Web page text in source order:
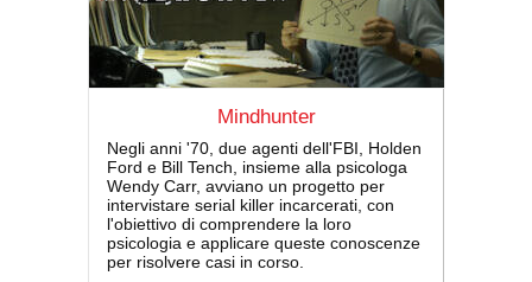
Mindhunter
Negli anni '70, due agenti dell'FBI, Holden
Ford e Bill Tench, insieme alla psicologa
Wendy Carr, avviano un progetto per
intervistare serial killer incarcerati, con
l'obiettivo di comprendere la loro
psicologia e applicare queste conoscenze
per risolvere casi in corso.